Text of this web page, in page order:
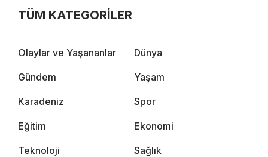
TÜM KATEGORİLER
Olaylar ve Yaşananlar Dünya
Gündem Yaşam
Karadeniz Spor
Eğitim Ekonomi
Teknoloji Sağlık